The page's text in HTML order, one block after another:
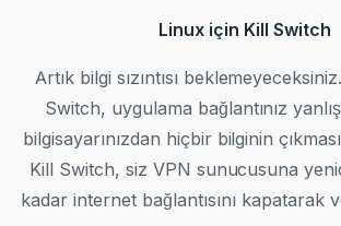
Linux için Kill Switch
Artık bilgi sızıntısı
Switch, uygulama bağlantınız
bilgisayarınızdan hiçbir bilginin
Kill Switch, siz VPN sunucusuna
kadar internet bağlantısını kapatarak